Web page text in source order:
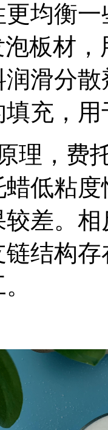
均衡
泡板材，
滑分
充，
理，费
低粘
差。
结构